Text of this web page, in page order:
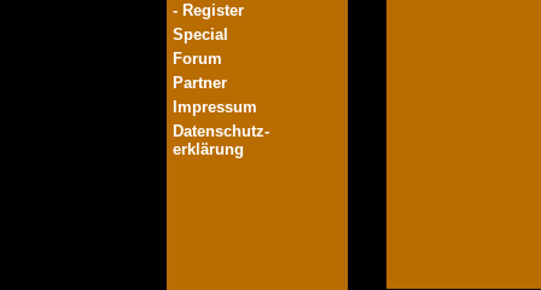
- Register
Special
Forum
Partner
Impressum
Datenschutz-
erklärung